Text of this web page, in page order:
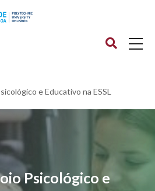
e Educativo na ESSL
Psicológico e